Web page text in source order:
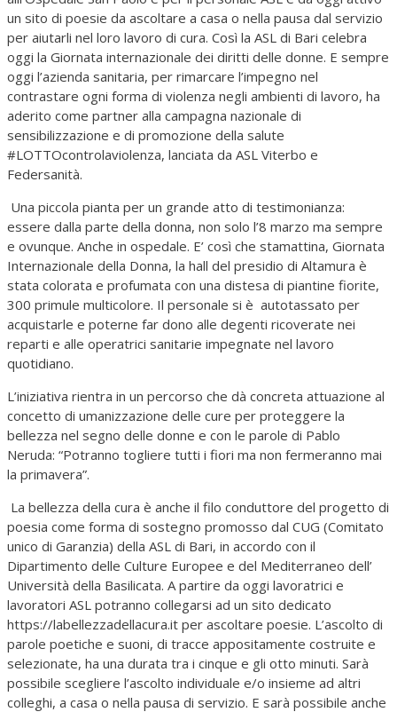
un sito di poesie da ascoltare a casa o nella pausa dal servizio
per aiutarli nel loro lavoro di cura. Così la ASL di Bari celebra
oggi la Giornata internazionale dei diritti delle donne. E sempre
oggi l’azienda sanitaria, per rimarcare l’impegno nel
contrastare ogni forma di violenza negli ambienti di lavoro, ha
aderito come partner alla campagna nazionale di
sensibilizzazione e di promozione della salute
#LOTTOcontrolaviolenza, lanciata da ASL Viterbo e
Federsanità.
Una piccola pianta per un grande atto di testimonianza:
essere dalla parte della donna, non solo l’8 marzo ma sempre
e ovunque. Anche in ospedale. E’ così che stamattina, Giornata
Internazionale della Donna, la hall del presidio di Altamura è
stata colorata e profumata con una distesa di piantine fiorite,
300 primule multicolore. Il personale si è autotassato per
acquistarle e poterne far dono alle degenti ricoverate nei
reparti e alle operatrici sanitarie impegnate nel lavoro
quotidiano.
L’iniziativa rientra in un percorso che dà concreta attuazione al
concetto di umanizzazione delle cure per proteggere la
bellezza nel segno delle donne e con le parole di Pablo
Neruda: “Potranno togliere tutti i fiori ma non fermeranno mai
la primavera”.
La bellezza della cura è anche il filo conduttore del progetto di
poesia come forma di sostegno promosso dal CUG (Comitato
unico di Garanzia) della ASL di Bari, in accordo con il
Dipartimento delle Culture Europee e del Mediterraneo dell’
Università della Basilicata. A partire da oggi lavoratrici e
lavoratori ASL potranno collegarsi ad un sito dedicato
https://labellezzadellacura.it per ascoltare poesie. L’ascolto di
parole poetiche e suoni, di tracce appositamente costruite e
selezionate, ha una durata tra i cinque e gli otto minuti. Sarà
possibile scegliere l’ascolto individuale e/o insieme ad altri
colleghi, a casa o nella pausa di servizio. E sarà possibile anche